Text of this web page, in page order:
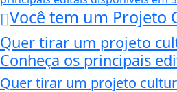
Você tem um Projeto
Quer tirar um projeto
Conheça os principais
Quer tirar um projeto